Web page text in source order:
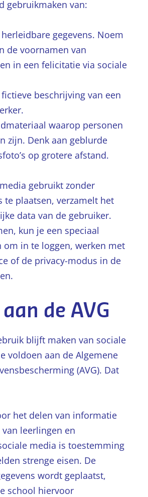
gebruikmaken van:
gegevens. Noem
de voornamen van
in een felicitatie via sociale
fictieve beschrijving van een
waarop personen
zijn. Denk aan geblurde
op grotere afstand.
gebruikt zonder
te plaatsen, verzamelt het
data van de gebruiker.
kun je een speciaal
om in te loggen, werken met
of de privacy-modus in de
de AVG
blijft maken van sociale
voldoen aan de Algemene
(AVG). Dat
het delen van informatie
leerlingen en
media is toestemming
strenge eisen. De
wordt geplaatst,
school hiervoor